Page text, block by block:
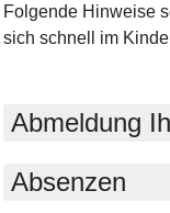
Folgende Hinweise
sich schnell im
Abmeldung
Absenzen